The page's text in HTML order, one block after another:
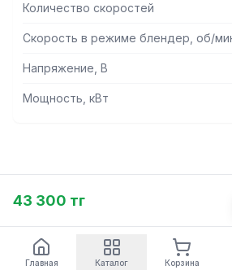
Количество скоростей
Скорость в режиме блендер, об/
Напряжение, В
Мощность, кВт
43 300 тг
Главная Каталог Корзина